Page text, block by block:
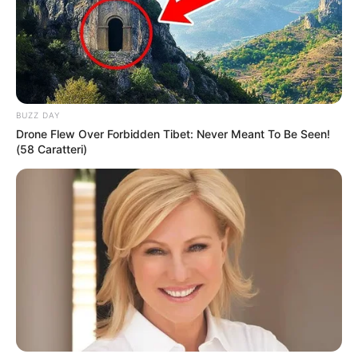
Mark Wahlbergw nowym filmie akcji na
BUZZ DAY
Drone Flew Over Forbidden Tibet: Never Meant To Be Seen!
(58 Caratteri)